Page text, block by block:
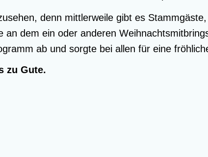
denn mitt­ler­wei­le gibt es
dem ein oder ande­ren
ab und sorg­te bei allen für eine
zu Gute.